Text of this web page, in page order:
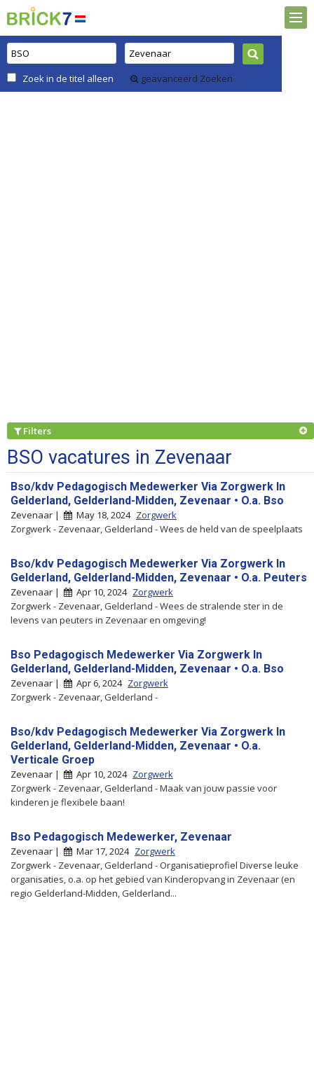
Zoek in de titel alleen geavanceerd Zoeken
Filters
BSO vacatures in Zevenaar
Bso/kdv Pedagogisch Medewerker Via Zorgwerk In
Gelderland, Gelderland-Midden, Zevenaar • O.a. Bso
Zevenaar | May 18, 2024 Zorgwerk
Zorgwerk - Zevenaar, Gelderland - Wees de held van de speelplaats
Bso/kdv Pedagogisch Medewerker Via Zorgwerk In
Gelderland, Gelderland-Midden, Zevenaar • O.a. Peuters
Zevenaar | Apr 10, 2024 Zorgwerk
Zorgwerk - Zevenaar, Gelderland - Wees de stralende ster in de
levens van peuters in Zevenaar en omgeving!
Bso Pedagogisch Medewerker Via Zorgwerk In
Gelderland, Gelderland-Midden, Zevenaar • O.a. Bso
Zevenaar | Apr 6, 2024 Zorgwerk
Zorgwerk - Zevenaar, Gelderland -
Bso/kdv Pedagogisch Medewerker Via Zorgwerk In
Gelderland, Gelderland-Midden, Zevenaar • O.a.
Verticale Groep
Zevenaar | Apr 10, 2024 Zorgwerk
Zorgwerk - Zevenaar, Gelderland - Maak van jouw passie voor
kinderen je flexibele baan!
Bso Pedagogisch Medewerker, Zevenaar
Zevenaar | Mar 17, 2024 Zorgwerk
Zorgwerk - Zevenaar, Gelderland - Organisatieprofiel Diverse leuke
organisaties, o.a. op het gebied van Kinderopvang in Zevenaar (en
regio Gelderland-Midden, Gelderland...